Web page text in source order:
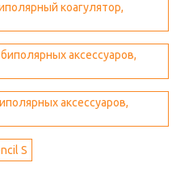
коагулятор,
аксессуаров,
аксессуаров,
S